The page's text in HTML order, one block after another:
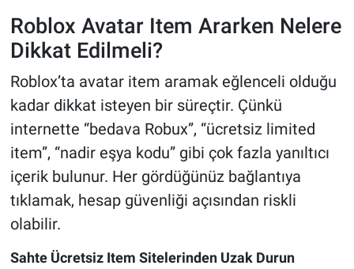
Roblox Avatar Item Ararken Nelere
Dikkat Edilmeli?
Roblox’ta avatar item aramak eğlenceli olduğu
kadar dikkat isteyen bir süreçtir. Çünkü
internette “bedava Robux”, “ücretsiz limited
item”, “nadir eşya kodu” gibi çok fazla yanıltıcı
içerik bulunur. Her gördüğünüz bağlantıya
tıklamak, hesap güvenliği açısından riskli
olabilir.
Sahte Ücretsiz Item Sitelerinden Uzak Durun